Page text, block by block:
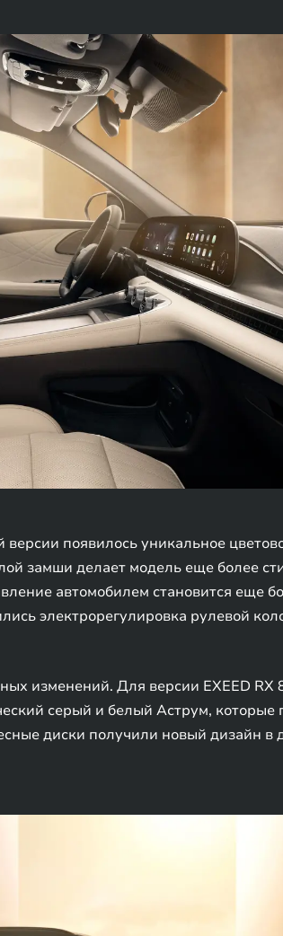
появилось уникальное
замши делает модель еще более
автомобилем становится еще
электрорегулировка рулевой
изменений. Для версии EXEED RX
серый и белый Аструм, которые
диски получили новый дизайн в